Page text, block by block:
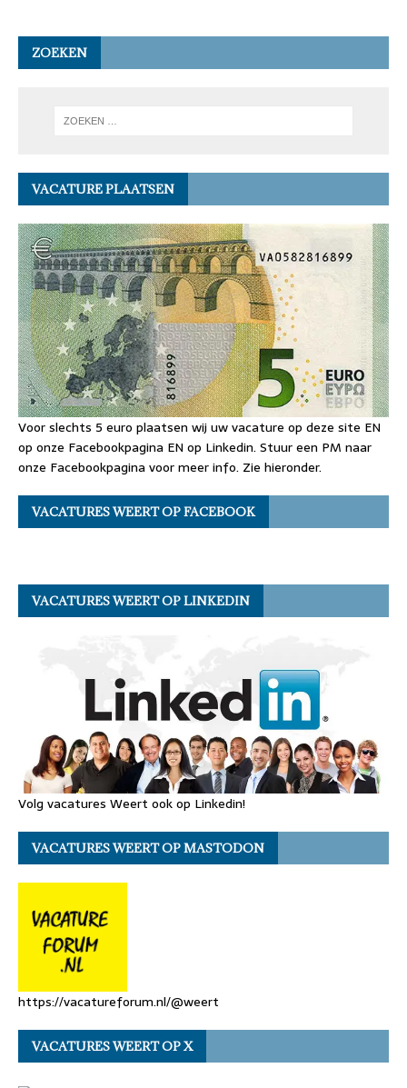
ZOEKEN
VACATURE PLAATSEN
Voor slechts 5 euro plaatsen wij uw vacature op deze site EN
op onze Facebookpagina EN op Linkedin. Stuur een PM naar
onze Facebookpagina voor meer info. Zie hieronder.
VACATURES WEERT OP FACEBOOK
VACATURES WEERT OP LINKEDIN
Volg vacatures Weert ook op Linkedin!
VACATURES WEERT OP MASTODON
https://vacatureforum.nl/@weert
VACATURES WEERT OP X